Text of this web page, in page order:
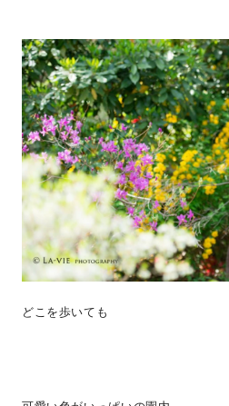
どこを歩いても